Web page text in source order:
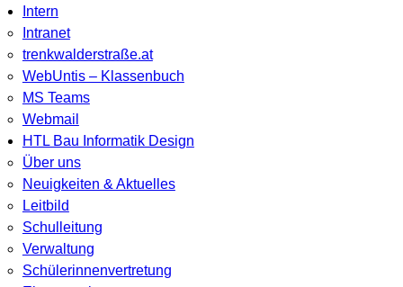
Intern
Intranet
trenkwalderstraße.at
WebUntis – Klassenbuch
MS Teams
Webmail
HTL Bau Informatik Design
Über uns
Neuigkeiten & Aktuelles
Leitbild
Schulleitung
Verwaltung
Schülerinnenvertretung